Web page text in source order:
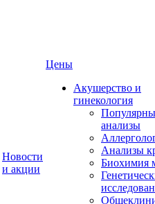
Новости
и акции
Цены
Акушерство и
гинекология
анализы
Анализы
Биохимия